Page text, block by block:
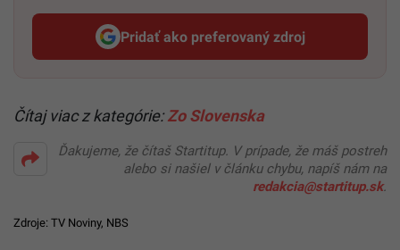
Pridať ako preferovaný zdroj
Startitup, odkaz sa otvorí v
Čítaj viac z kategórie:Zo Slovenska
Ďakujeme, že čítaš Startitup. V prípade, že máš postreh
alebo si našiel v článku chybu, napíš nám na
redakcia@startitup.sk.
Zdroje: TV Noviny, NBS